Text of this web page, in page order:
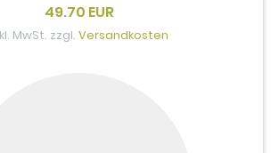
49.70 EUR
MwSt. zzgl.Versandkosten